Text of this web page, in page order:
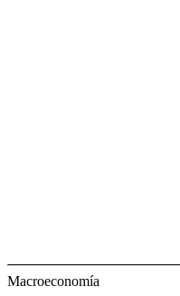
Macroeconomía